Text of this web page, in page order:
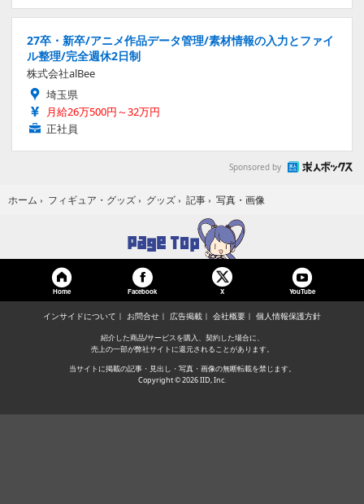
27卒・新卒/アニメ作品データ管理/素材情報の入力とファイ
ル整理/完全週休2日制
株式会社alBee
埼玉県
月給26万500円～32万円
正社員
Sponsored by
ホーム › フィギュア・グッズ › グッズ › 記事 › 写真・画像
Home Facebook X YouTube
インサイドについて お問合せ 広告掲載 会社概要 個人情報保護方針
紹介した商品/サービスを購入、契約した場合に、
売上の一部が弊社サイトに還元されることがあります。
当サイトに掲載の記事・見出し・写真・画像の無断転載を禁じます。
Copyright © 2026 IID, Inc.